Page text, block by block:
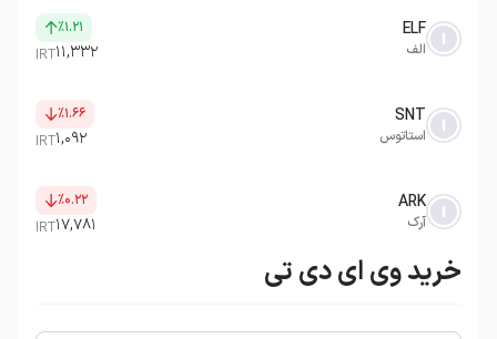
خرید وی ای دی تی
ELF
الف
٪۱.۲۱
۱۱,۳۳۲IRT
SNT
استاتوس
٪۱.۶۶
۱,۰۹۲IRT
ARK
آرک
٪۰.۲۲
۱۷,۷۸۱IRT